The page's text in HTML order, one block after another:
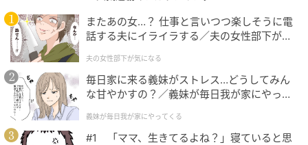
※Mac環境をご利用の場合は、「絶対参照への切り替
え」は「F4」（または「fn + F4」）、「数式結果のプ
レビュー切り替え」は「Control + `」、「数式ヘルプ
の切り替え」は「Shift + fn + F12」にそれぞれ読み替
えてご活用ください。
またあの女…？ 仕事と言いつつ楽しそうに電
話する夫にイライラする／夫の女性部下が気
夫の女性部下が気になる
毎日家に来る義妹がストレス…どうしてみん
な甘やかすの？／義妹が毎日我が家にやって
が】
義妹が毎日我が家にやってくる
#1 「ママ、生きてるよね？」寝ていると思